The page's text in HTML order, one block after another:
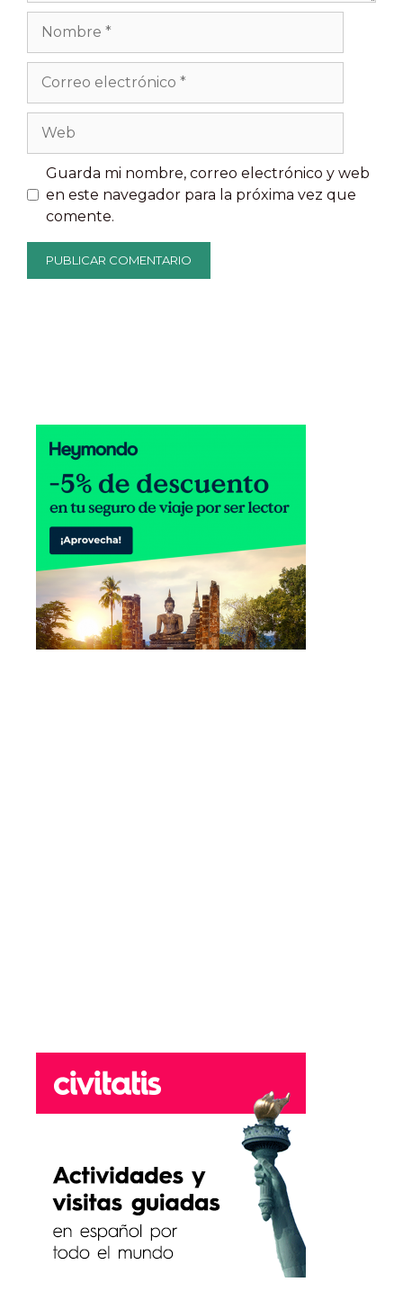
Nombre
electrónico
Guarda mi nombre, correo electrónico y web
en este navegador para la próxima vez que
comente.